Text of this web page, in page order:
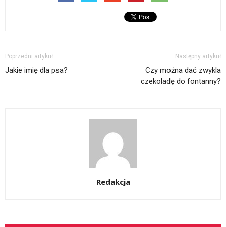
Poprzedni artykuł
Jakie imię dla psa?
Następny artykuł
Czy można dać zwykla
czekoladę do fontanny?
Redakcja